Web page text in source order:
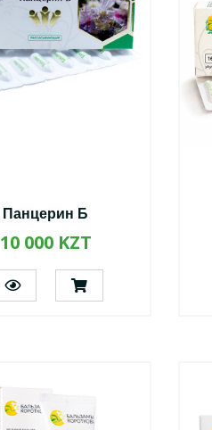
Панцерин Б
10 000 KZT